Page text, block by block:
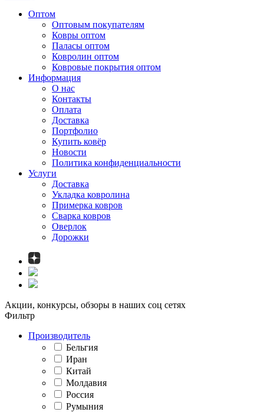
Оптом
Оптовым покупателям
Ковры оптом
Паласы оптом
Ковролин оптом
Ковровые покрытия оптом
Информация
О нас
Контакты
Оплата
Доставка
Портфолио
Купить ковёр
Новости
Политика конфиденциальности
Услуги
Доставка
Укладка ковролина
Примерка ковров
Сварка ковров
Оверлок
Дорожки
Акции, конкурсы, обзоры в наших соц сетях
Фильтр
Производитель
Бельгия
Иран
Китай
Молдавия
Россия
Румыния